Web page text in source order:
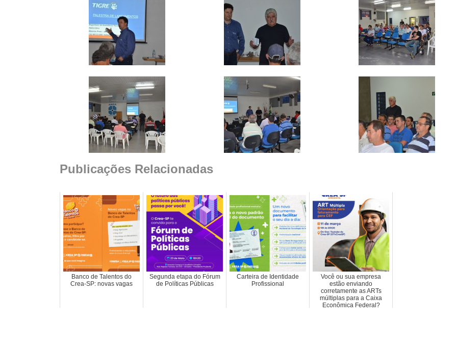
Publicações Relacionadas
Banco de Talentos do
Crea-SP: novas vagas
Segunda etapa do Fórum
de Políticas Públicas
Carteira de Identidade
Profissional
Você ou sua empresa
estão enviando
corretamente as ARTs
múltiplas para a Caixa
Econômica Federal?